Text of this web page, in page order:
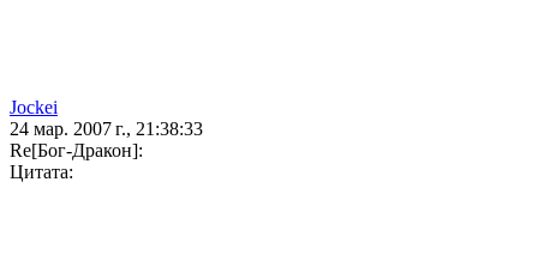
Jockei
24 мар. 2007 г., 21:38:33
Re[Бог-Дракон]:
Цитата: